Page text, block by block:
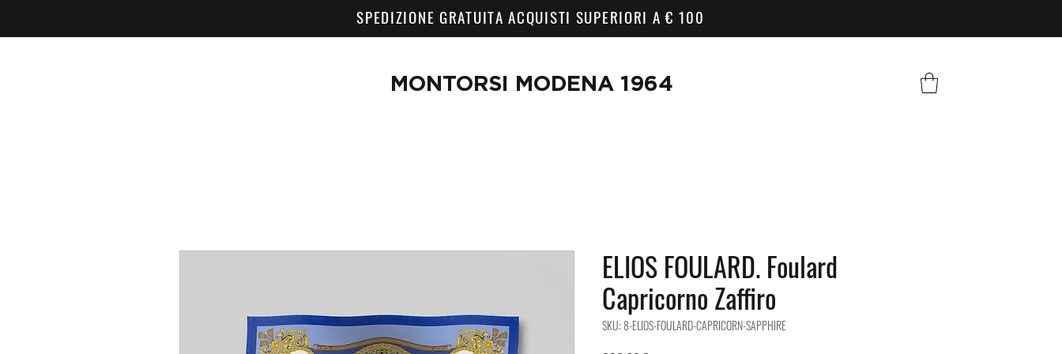
SPEDIZIONE GRATUITA ACQUISTI SUPERIORI A € 100
MONTORSI MODENA 1964
ELIOS FOULARD. Foulard
Capricorno Zaffiro
SKU: 8-ELIOS-FOULARD-CAPRICORN-SAPPHIRE